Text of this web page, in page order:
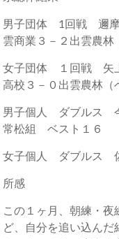
男子団体 1回戦 邇
雲商業３－２出雲農林
女子団体 １回戦 矢
高校３－０出雲農林（
男子個人 ダブルス
常松組 ベスト１６
女子個人 ダブルス
所感
この１ヶ月、朝練・
ど、自分を追い込ん